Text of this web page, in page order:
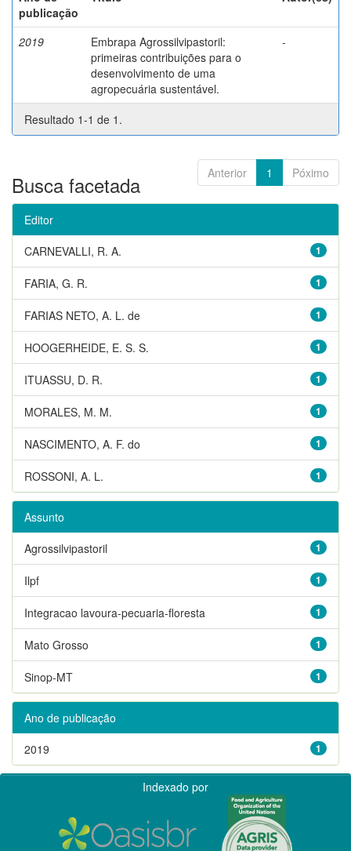
publicação
2019
Embrapa Agrossilvipastoril:
primeiras contribuições para o
desenvolvimento de uma
agropecuária sustentável.
-
Resultado 1-1 de 1.
Anterior 1 Póximo
Busca facetada
Editor
1
CARNEVALLI, R. A.
1
FARIA, G. R.
1
FARIAS NETO, A. L. de
1
HOOGERHEIDE, E. S. S.
1
ITUASSU, D. R.
1
MORALES, M. M.
1
NASCIMENTO, A. F. do
1
ROSSONI, A. L.
Assunto
1
Agrossilvipastoril
1
Ilpf
1
Integracao lavoura-pecuaria-floresta
1
Mato Grosso
1
Sinop-MT
Ano de publicação
1
2019
Indexado por